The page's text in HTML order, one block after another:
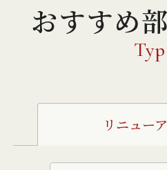
おすすめ
リニュー